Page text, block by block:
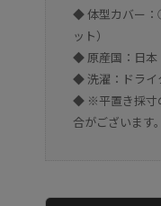
◆ 体型カバー：
ット）
◆ 原産国：日本
◆ 洗濯：ドライ
◆ ※平置き採寸
合がございます。